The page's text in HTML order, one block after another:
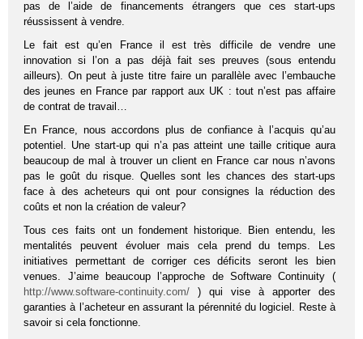
pas de l’aide de financements étrangers que ces start-ups
réussissent à vendre.
Le fait est qu’en France il est très difficile de vendre une
innovation si l’on a pas déjà fait ses preuves (sous entendu
ailleurs). On peut à juste titre faire un parallèle avec l’embauche
des jeunes en France par rapport aux UK : tout n’est pas affaire
de contrat de travail…
En France, nous accordons plus de confiance à l’acquis qu’au
potentiel. Une start-up qui n’a pas atteint une taille critique aura
beaucoup de mal à trouver un client en France car nous n’avons
pas le goût du risque. Quelles sont les chances des start-ups
face à des acheteurs qui ont pour consignes la réduction des
coûts et non la création de valeur?
Tous ces faits ont un fondement historique. Bien entendu, les
mentalités peuvent évoluer mais cela prend du temps. Les
initiatives permettant de corriger ces déficits seront les bien
venues. J’aime beaucoup l’approche de Software Continuity (
http://www.software-continuity.com/ ) qui vise à apporter des
garanties à l’acheteur en assurant la pérennité du logiciel. Reste à
savoir si cela fonctionne.